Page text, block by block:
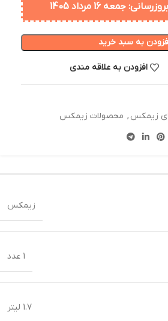
جمعه 16 مرداد 1405
به سبد خرید
افزودن به علاقه مندی
زیمکس , محصولات زیمکس
زیمکس
1 عدد
1.7 لیتر